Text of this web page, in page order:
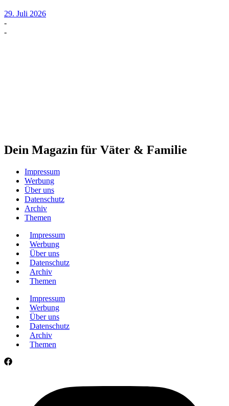
29. Juli 2026
-
-
Dein Magazin für Väter & Familie
Impressum
Werbung
Über uns
Datenschutz
Archiv
Themen
Impressum
Werbung
Über uns
Datenschutz
Archiv
Themen
Impressum
Werbung
Über uns
Datenschutz
Archiv
Themen